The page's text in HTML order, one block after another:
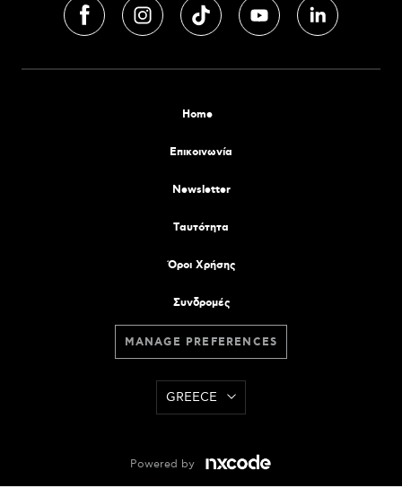
Home
Επικοινωνία
Newsletter
Tαυτότητα
Όροι Χρήσης
Συνδρομές
MANAGE PREFERENCES
GREECE
Powered by